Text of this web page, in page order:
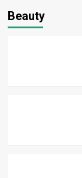
Beauty